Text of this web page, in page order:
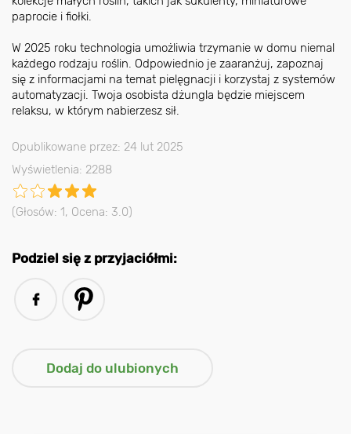
paprocie i fiołki.
W 2025 roku technologia umożliwia trzymanie w domu niemal
każdego rodzaju roślin. Odpowiednio je zaaranżuj, zapoznaj
się z informacjami na temat pielęgnacji i korzystaj z systemów
automatyzacji. Twoja osobista dżungla będzie miejscem
relaksu, w którym nabierzesz sił.
Opublikowane przez: 24 lut 2025
Wyświetlenia: 2288
(Głosów: 1, Ocena: 3.0)
Podziel się z przyjaciółmi: